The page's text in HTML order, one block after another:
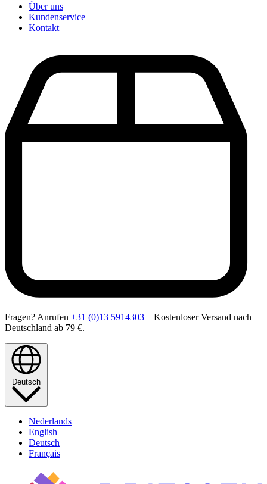
Über uns
Kundenservice
Kontakt
Fragen? Anrufen +31 (0)13 5914303 Kostenloser Versand nach
Deutschland ab 79 €.
Deutsch
Nederlands
English
Deutsch
Français